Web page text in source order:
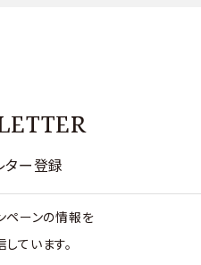
ター登録
ペーンの情報を
ています。